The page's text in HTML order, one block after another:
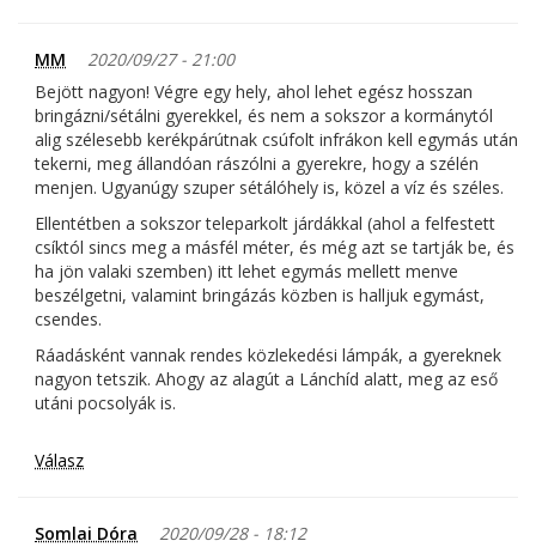
MM
2020/09/27 - 21:00
Bejött nagyon! Végre egy hely, ahol lehet egész hosszan
bringázni/sétálni gyerekkel, és nem a sokszor a kormánytól
alig szélesebb kerékpárútnak csúfolt infrákon kell egymás után
tekerni, meg állandóan rászólni a gyerekre, hogy a szélén
menjen. Ugyanúgy szuper sétálóhely is, közel a víz és széles.
Ellentétben a sokszor teleparkolt járdákkal (ahol a felfestett
csíktól sincs meg a másfél méter, és még azt se tartják be, és
ha jön valaki szemben) itt lehet egymás mellett menve
beszélgetni, valamint bringázás közben is halljuk egymást,
csendes.
Ráadásként vannak rendes közlekedési lámpák, a gyereknek
nagyon tetszik. Ahogy az alagút a Lánchíd alatt, meg az eső
utáni pocsolyák is.
Válasz
Somlai Dóra
2020/09/28 - 18:12